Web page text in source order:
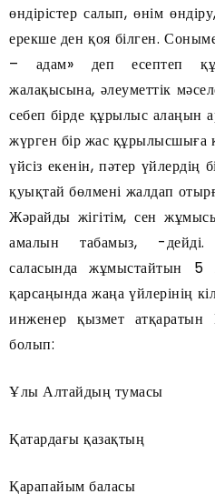
өндірістер салып, өнім
ерекше ден қоя білген.
– адам» деп есептеп
жалақысына, әлеуметтік
себеп бірде құрылыс алаңын
жүрген бір жас құрылысшыға
үйсіз екенін, пәтер үйлердің
қуықтай бөлмені жалдап
Жәрайды жігітім, сен
амалын табамыз, -
саласында жұмыстайтын
қарсаңында жаңа үйлерінің
инженер қызмет атқаратын
болып:
Ұлы Алтайдың тумасы
Қатардағы қазақтың
Қарапайым баласы